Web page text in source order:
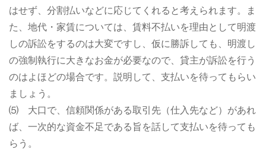
はせず、分割払いなどに応じてくれると考えられます。ま
た、地代・家賃については、賃料不払いを理由として明渡
しの訴訟をするのは大変ですし、仮に勝訴しても、明渡し
の強制執行に大きなお金が必要なので、貸主が訴訟を行う
のはよほどの場合です。説明して、支払いを待ってもらい
ましょう。
⑸ 大口で、信頼関係がある取引先（仕入先など）があれ
ば、一次的な資金不足である旨を話して支払いを待っても
らう。